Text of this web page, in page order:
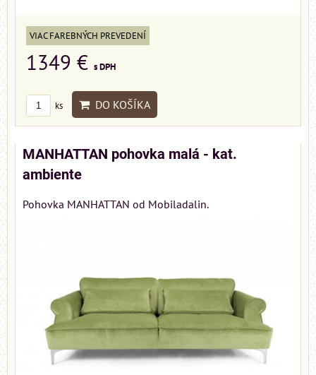
VIAC FAREBNÝCH PREVEDENÍ
1349 € s DPH
ks DO KOŠÍKA
MANHATTAN pohovka malá - kat.
ambiente
Pohovka MANHATTAN od Mobiladalin.